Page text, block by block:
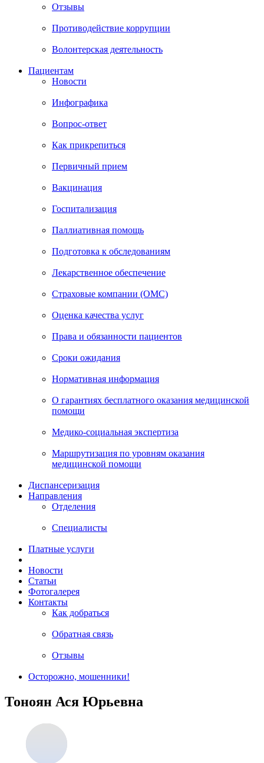
Отзывы
Противодействие коррупции
Волонтерская деятельность
Пациентам
Новости
Инфографика
Вопрос-ответ
Как прикрепиться
Первичный прием
Вакцинация
Госпитализация
Паллиативная помощь
Подготовка к обследованиям
Лекарственное обеспечение
Страховые компании (ОМС)
Оценка качества услуг
Права и обязанности пациентов
Сроки ожидания
Нормативная информация
О гарантиях бесплатного оказания медицинской
помощи
Медико-социальная экспертиза
Маршрутизация по уровням оказания
медицинской помощи
Диспансеризация
Направления
Отделения
Специалисты
Платные услуги
Новости
Статьи
Фотогалерея
Контакты
Как добраться
Обратная связь
Отзывы
Осторожно, мошенники!
Тоноян Ася Юрьевна